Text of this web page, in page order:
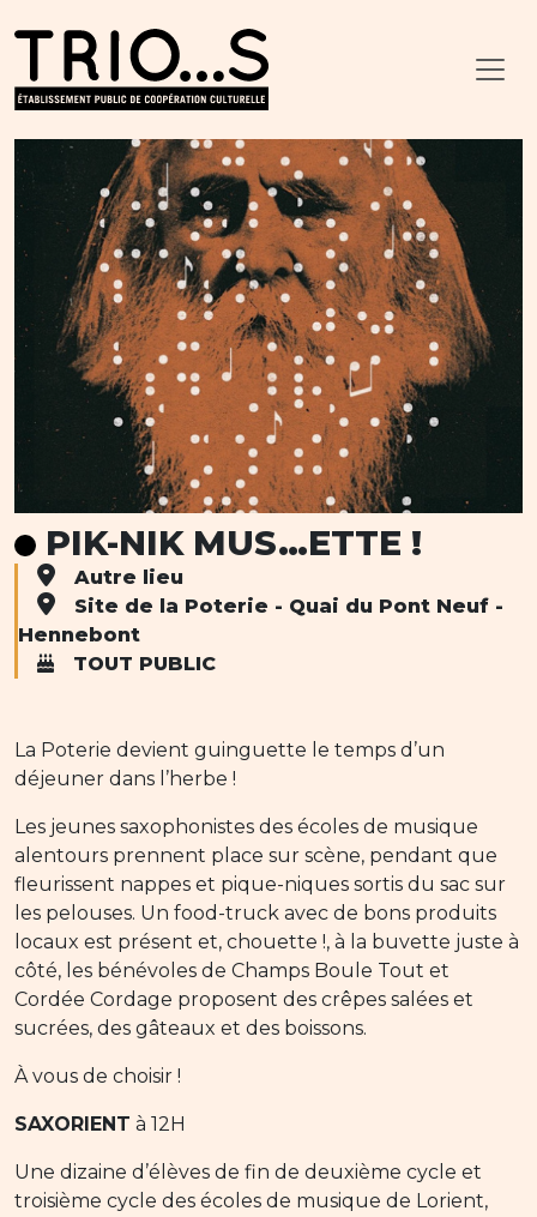
PIK-NIK MUS…ETTE !
Autre lieu
Site de la Poterie - Quai du Pont Neuf -
Hennebont
TOUT PUBLIC
La Poterie devient guinguette le temps d’un
déjeuner dans l’herbe !
Les jeunes saxophonistes des écoles de musique
alentours prennent place sur scène, pendant que
fleurissent nappes et pique-niques sortis du sac sur
les pelouses. Un food-truck avec de bons produits
locaux est présent et, chouette !, à la buvette juste à
côté, les bénévoles de Champs Boule Tout et
Cordée Cordage proposent des crêpes salées et
sucrées, des gâteaux et des boissons.
À vous de choisir !
SAXORIENT à 12H
Une dizaine d’élèves de fin de deuxième cycle et
troisième cycle des écoles de musique de Lorient,